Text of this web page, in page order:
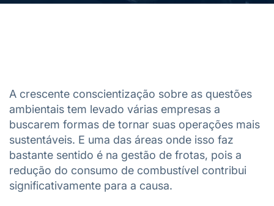
A crescente conscientização sobre as questões
ambientais tem levado várias empresas a
buscarem formas de tornar suas operações mais
sustentáveis. E uma das áreas onde isso faz
bastante sentido é na gestão de frotas, pois a
redução do consumo de combustível contribui
significativamente para a causa.